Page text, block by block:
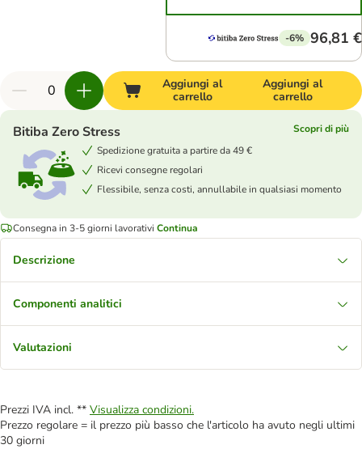
-6% 96,81 €
Aggiungi al
carrello
Aggiungi al
carrello
Bitiba Zero Stress
Scopri di più
Spedizione gratuita a partire da 49 €
Ricevi consegne regolari
Flessibile, senza costi, annullabile in qualsiasi momento
Consegna in 3-5 giorni lavorativi Continua
Descrizione
Componenti analitici
Valutazioni
Prezzi IVA incl. ** Visualizza condizioni.
Prezzo regolare = il prezzo più basso che l'articolo ha avuto negli ultimi
30 giorni